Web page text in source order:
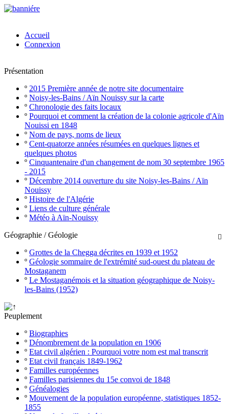
Accueil
Connexion
Présentation
º 2015 Première année de notre site documentaire
º Noisy-les-Bains / Aïn Nouissy sur la carte
º Chronologie des faits locaux
º Pourquoi et comment la création de la colonie agricole d'Aïn
Nouissi en 1848
º Nom de pays, noms de lieux
º Cent-quatorze années résumées en quelques lignes et
quelques photos
º Cinquantenaire d'un changement de nom 30 septembre 1965
- 2015
º Décembre 2014 ouverture du site Noisy-les-Bains / Aïn
Nouissy
º Histoire de l'Algérie
º Liens de culture générale
º Météo à Aïn-Nouissy

Géographie / Géologie
º Grottes de la Chegga décrites en 1939 et 1952
º Géologie sommaire de l'extrémité sud-ouest du plateau de
Mostaganem
º Le Mostaganémois et la situation géographique de Noisy-
les-Bains (1952)
Peuplement
º Biographies
º Dénombrement de la population en 1906
º Etat civil algérien : Pourquoi votre nom est mal transcrit
º Etat civil français 1849-1962
º Familles européennes
º Familles parisiennes du 15e convoi de 1848
º Généalogies
º Mouvement de la population européenne, statistiques 1852-
1855